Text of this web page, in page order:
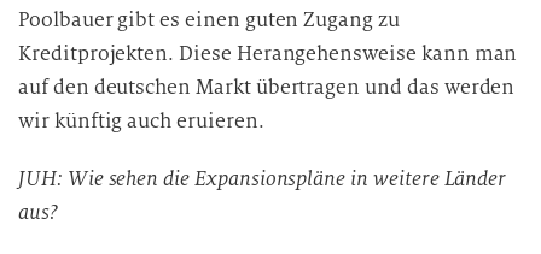
Poolbauer gibt es einen guten Zugang zu
Kreditprojekten. Diese Herangehensweise kann man
auf den deutschen Markt übertragen und das werden
wir künftig auch eruieren.
JUH: Wie sehen die Expansionspläne in weitere Länder
aus?